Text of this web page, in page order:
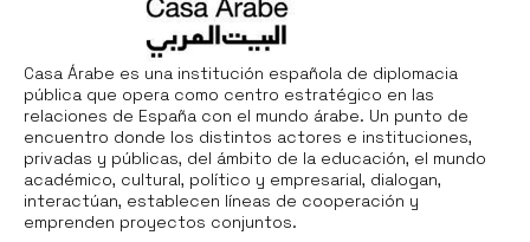
Casa Árabe es una institución española de diplomacia
pública que opera como centro estratégico en las
relaciones de España con el mundo árabe. Un punto de
encuentro donde los distintos actores e instituciones,
privadas y públicas, del ámbito de la educación, el mundo
académico, cultural, político y empresarial, dialogan,
interactúan, establecen líneas de cooperación y
emprenden proyectos conjuntos.